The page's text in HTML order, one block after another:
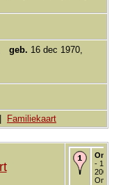
geb. 16 dec 1970,
Familiekaart
- 14
2000